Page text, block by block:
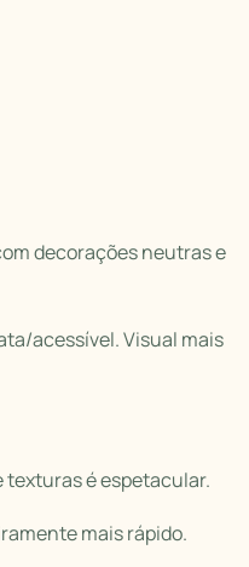
decorações neutras e
acessível. Visual mais
texturas é espetacular.
mais rápido.